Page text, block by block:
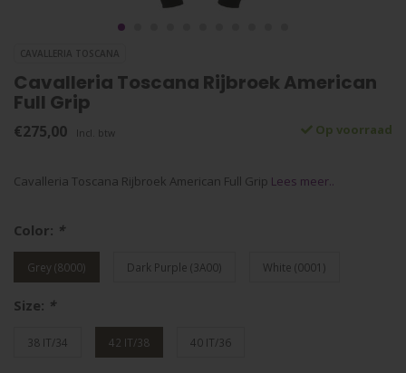
CAVALLERIA TOSCANA
Cavalleria Toscana Rijbroek American
Full Grip
€275,00 Incl. btw Op voorraad
Cavalleria Toscana Rijbroek American Full Grip Lees meer..
Color: *
Grey (8000) Dark Purple (3A00) White (0001)
Size: *
38 IT/34 42 IT/38 40 IT/36